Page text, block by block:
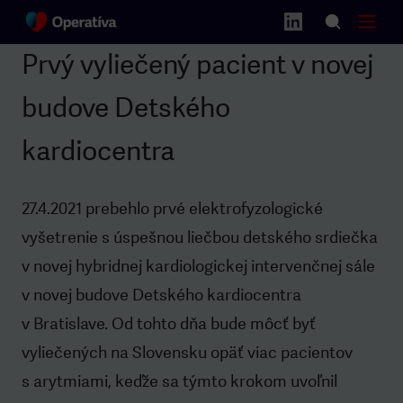
Prvý vyliečený pacient v novej
budove Detského
kardiocentra
27.4.2021 prebehlo prvé elektrofyzologické
vyšetrenie s úspešnou liečbou detského srdiečka
v novej hybridnej kardiologickej intervenčnej sále
v novej budove Detského kardiocentra
v Bratislave. Od tohto dňa bude môcť byť
vyliečených na Slovensku opäť viac pacientov
s arytmiami, keďže sa týmto krokom uvoľnil